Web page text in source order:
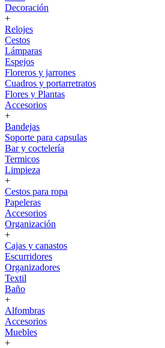
Decoración
+
Relojes
Cestos
Lámparas
Espejos
Floreros y jarrones
Cuadros y portarretratos
Flores y Plantas
Accesorios
+
Bandejas
Soporte para capsulas
Bar y coctelería
Termicos
Limpieza
+
Cestos para ropa
Papeleras
Accesorios
Organización
+
Cajas y canastos
Escurridores
Organizadores
Textil
Baño
+
Alfombras
Accesorios
Muebles
+